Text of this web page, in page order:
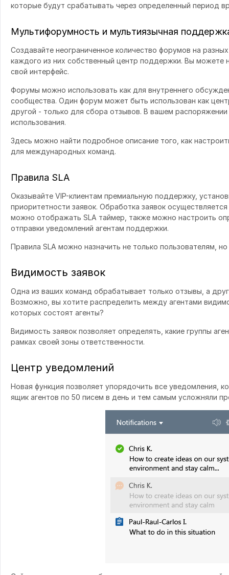
которые будут срабатывать через определенный период
Мультифорумность и мультиязычная
Создавайте неограниченное количество форумов на
каждого из них собственный центр поддержки. Вы можете
свой интерфейс.
Форумы можно использовать как для внутреннего
сообщества. Один форум может быть использован как
другой - только для сбора отзывов. В вашем
использования.
Здесь можно найти подробное описание того, как
для международных команд.
Правила SLA
Оказывайте VIP-клиентам премиальную поддержку,
приоритетности заявок. Обработка заявок
можно отображать SLA таймер, также можно настроить
отправки уведомлений агентам поддержки.
Правила SLA можно назначить не только пользователям,
Видимость заявок
Одна из ваших команд обрабатывает только отзывы, а
Возможно, вы хотите распределить между агентами
которых состоят агенты?
Видимость заявок позволяет определять, какие группы
рамках своей зоны ответственности.
Центр уведомлений
Новая функция позволяет упорядочить все уведомления,
ящик агентов по 50 писем в день и тем самым усложняли